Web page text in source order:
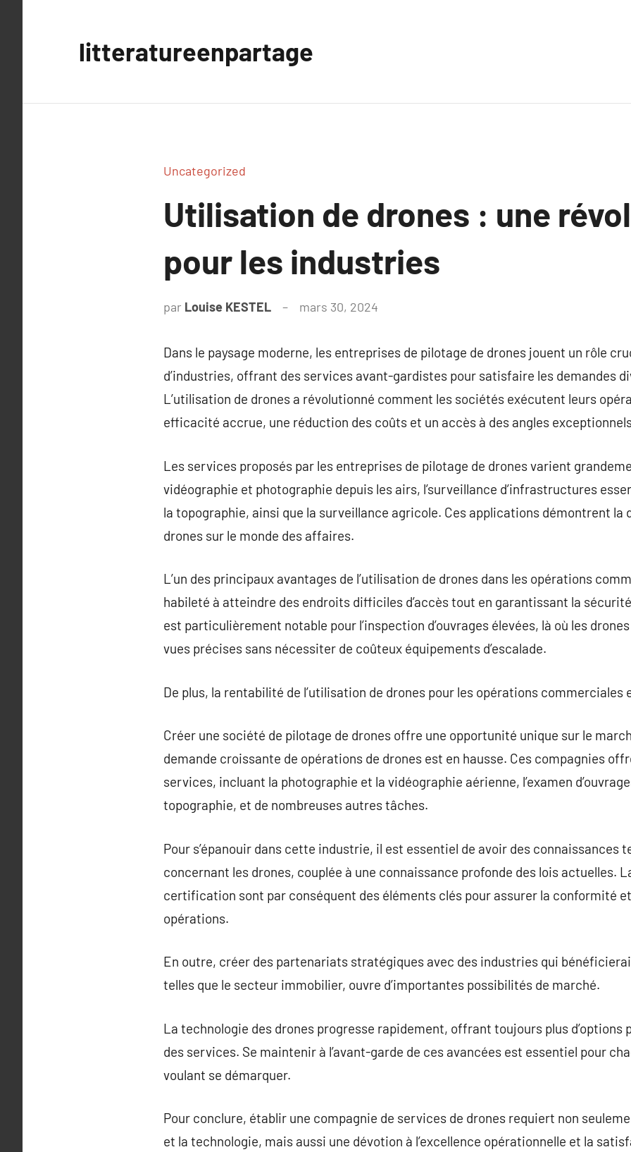
litteratureenpartage
Uncategorized
Utilisation de drones : une
pour les industries
par Louise KESTEL mars 30, 2024
Dans le paysage moderne, les entreprises de pilotage de drones jouent un rôle
d’industries, offrant des services avant-gardistes pour satisfaire les demandes
L’utilisation de drones a révolutionné comment les sociétés exécutent leurs
efficacité accrue, une réduction des coûts et un accès à des angles
Les services proposés par les entreprises de pilotage de drones varient
vidéographie et photographie depuis les airs, l’surveillance d’infrastructures
la topographie, ainsi que la surveillance agricole. Ces applications démontrent la
drones sur le monde des affaires.
L’un des principaux avantages de l’utilisation de drones dans les opérations
habileté à atteindre des endroits difficiles d’accès tout en garantissant la
est particulièrement notable pour l’inspection d’ouvrages élevées, là où les
vues précises sans nécessiter de coûteux équipements d’escalade.
De plus, la rentabilité de l’utilisation de drones pour les opérations
Créer une société de pilotage de drones offre une opportunité unique sur le
demande croissante de opérations de drones est en hausse. Ces compagnies
services, incluant la photographie et la vidéographie aérienne, l’examen
topographie, et de nombreuses autres tâches.
Pour s’épanouir dans cette industrie, il est essentiel de avoir des connaissances
concernant les drones, couplée à une connaissance profonde des lois actuelles.
certification sont par conséquent des éléments clés pour assurer la conformité
opérations.
En outre, créer des partenariats stratégiques avec des industries qui
telles que le secteur immobilier, ouvre d’importantes possibilités de marché.
La technologie des drones progresse rapidement, offrant toujours plus d’options
des services. Se maintenir à l’avant-garde de ces avancées est essentiel pour
voulant se démarquer.
Pour conclure, établir une compagnie de services de drones requiert non
et la technologie, mais aussi une dévotion à l’excellence opérationnelle et la